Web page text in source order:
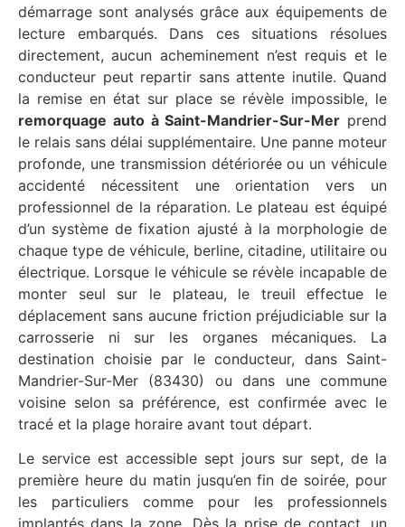
démarrage sont analysés grâce aux équipements de
lecture embarqués. Dans ces situations résolues
directement, aucun acheminement n’est requis et le
conducteur peut repartir sans attente inutile. Quand
la remise en état sur place se révèle impossible, le
remorquage auto à Saint-Mandrier-Sur-Mer prend
le relais sans délai supplémentaire. Une panne moteur
profonde, une transmission détériorée ou un véhicule
accidenté nécessitent une orientation vers un
professionnel de la réparation. Le plateau est équipé
d’un système de fixation ajusté à la morphologie de
chaque type de véhicule, berline, citadine, utilitaire ou
électrique. Lorsque le véhicule se révèle incapable de
monter seul sur le plateau, le treuil effectue le
déplacement sans aucune friction préjudiciable sur la
carrosserie ni sur les organes mécaniques. La
destination choisie par le conducteur, dans Saint-
Mandrier-Sur-Mer (83430) ou dans une commune
voisine selon sa préférence, est confirmée avec le
tracé et la plage horaire avant tout départ.
Le service est accessible sept jours sur sept, de la
première heure du matin jusqu’en fin de soirée, pour
les particuliers comme pour les professionnels